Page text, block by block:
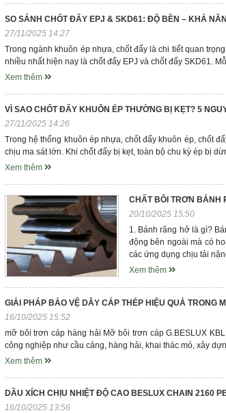
SO SÁNH CHỐT ĐẨY EPJ & SKD61: ĐỘ BỀN – KHẢ
27/11/2025 14:27
Trong ngành khuôn ép nhựa, chốt đẩy là chi tiết quan
nhiều nhất hiện nay là chốt đẩy EPJ và chốt đẩy SKD61.
Xem thêm
VÌ SAO CHỐT ĐẨY KHUÔN ÉP THƯỜNG BỊ KẸT? 5
27/11/2025 14:26
Trong hệ thống khuôn ép nhựa, chốt đẩy khuôn ép, chốt
chịu ma sát lớn. Khi chốt đẩy bị kẹt, toàn bộ chu kỳ ép bị
Xem thêm
CHẤT BÔI TRƠN BÁNH
20/10/2025 15:50
1. Bánh răng hở là gì?
động bên ngoài mà có
các ứng dụng chịu tải
Xem thêm
GIẢI PHÁP BẢO VỆ DÂY CÁP THÉP HIỆU QUẢ TRONG
16/10/2025 15:52
mỡ bôi trơn cáp hàng hải Mỡ bôi trơn cáp G.BESLUX
công nghiệp như cầu cảng, hàng hải, khai thác mỏ, xây
Xem thêm
DẦU XÍCH CHỊU NHIỆT ĐỘ CAO BESLUX CHAIN 2160
16/10/2025 13:56